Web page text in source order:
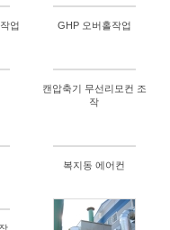
업 GHP 오버홀작업
캔압축기 무선리모컨 조
작
복지동 에어컨